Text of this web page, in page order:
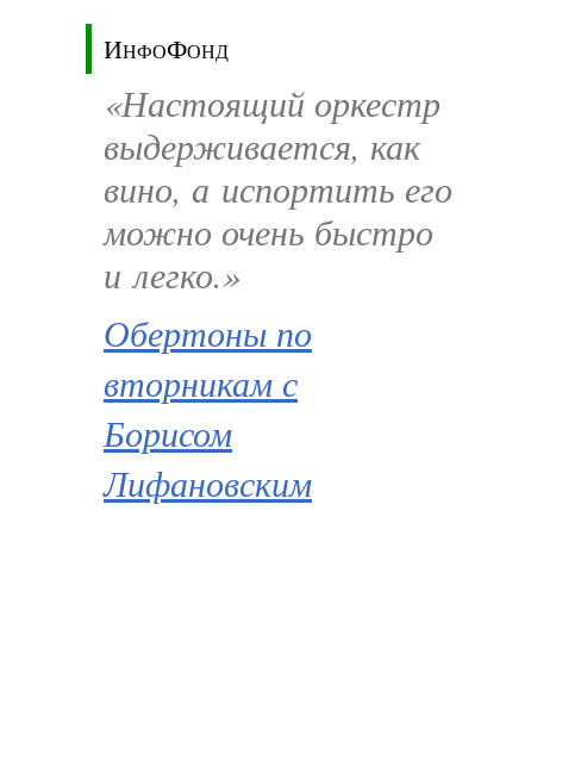
ИнфоФонд
«Настоящий оркестр
выдерживается, как
вино, а испортить его
можно очень быстро
и легко.»
Обертоны по
вторникам с
Борисом
Лифановским